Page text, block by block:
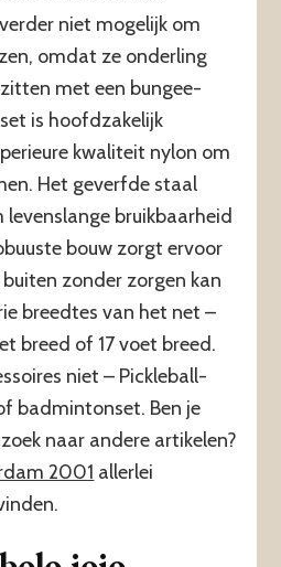
niet mogelijk om
omdat ze onderling
met een bungee-
is hoofdzakelijk
kwaliteit nylon om
Het geverfde staal
bruikbaarheid
bouw zorgt ervoor
zonder zorgen kan
breedtes van het net –
breed of 17 voet breed.
niet – Pickleball-
badmintonset. Ben je
naar andere artikelen?
2001 allerlei